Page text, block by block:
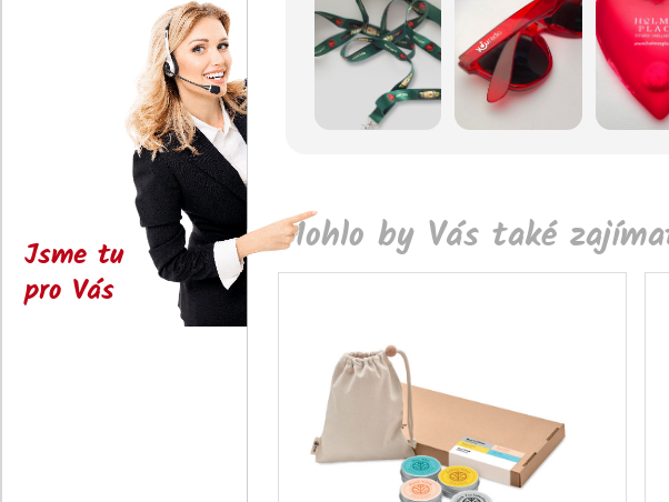
Jsme tu
pro Vás
Mohlo by Vás také